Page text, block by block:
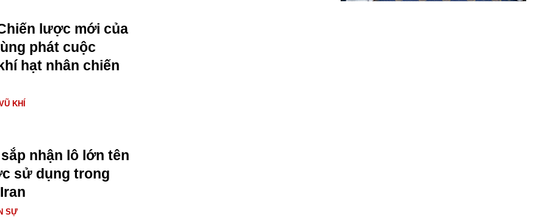
lược mới của
phát cuộc
hạt nhân chiến
KHÍ
nhận lô lớn tên
sử dụng trong
SỰ